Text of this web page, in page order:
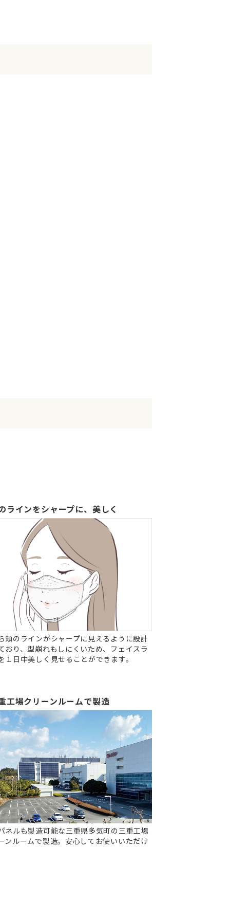
ラインをシャープに、美しく
頬のラインがシャープに見えるように設計
おり、型崩れもしにくいため、フェイスラ
１日中美しく見せることができます。
工場クリーンルームで製造
ネルも製造可能な三重県多気町の三重工場
ンルームで製造。安心してお使いいただけ